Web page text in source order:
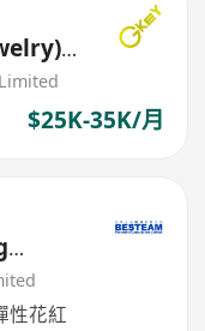
$25K-35K/月
性花紅